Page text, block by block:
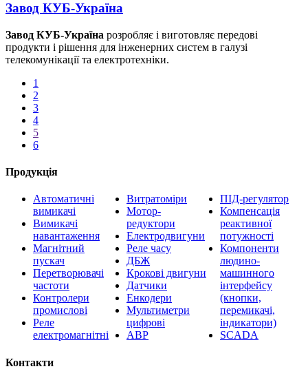
Завод КУБ-Україна
Завод КУБ-Україна розробляє і виготовляє передові
продукти і рішення для інженерних систем в галузі
телекомунікації та електротехніки.
1
2
3
4
5
6
Продукція
Автоматичні
вимикачі
Вимикачі
навантаження
Магнітний
пускач
Перетворювачі
частоти
Контролери
промислові
Реле
електромагнітні
Витратоміри
Мотор-
редуктори
Електродвигуни
Реле часу
ДБЖ
Крокові двигуни
Датчики
Енкодери
Мультиметри
цифрові
АВР
ПІД-регулятор
Компенсація
реактивної
потужності
Компоненти
людино-
машинного
інтерфейсу
(кнопки,
перемикачі,
індикатори)
SCADA
Контакти